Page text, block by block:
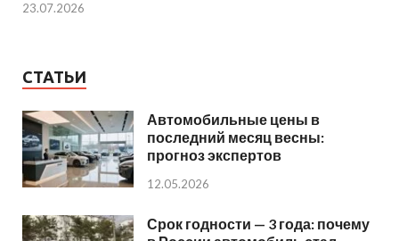
23.07.2026
СТАТЬИ
Автомобильные цены в
последний месяц весны:
прогноз экспертов
12.05.2026
Срок годности — 3 года: почему